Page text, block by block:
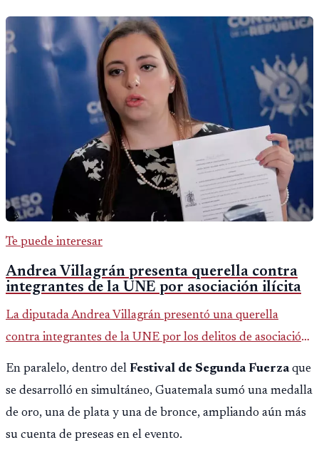
Te puede interesar
Andrea Villagrán presenta querella contra
integrantes de la UNE por asociación ilícita
La diputada Andrea Villagrán presentó una querella
contra integrantes de la UNE por los delitos de asociación
ilícita, terrorismo y sedición.
En paralelo, dentro del Festival de Segunda Fuerzaque
se desarrolló en simultáneo, Guatemala sumó una medalla
de oro, una de plata y una de bronce, ampliando aún más
su cuenta de preseas en el evento.